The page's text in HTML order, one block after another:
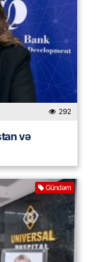
292
və
Gündəm